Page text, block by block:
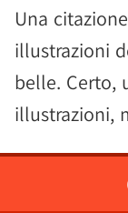
Una
illustrazioni
belle. Certo,
illustrazioni,